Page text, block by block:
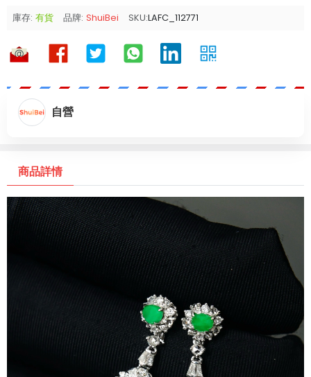
庫存: 有貨 品牌: ShuiBei SKU:LAFC_112771
自營
商品詳情